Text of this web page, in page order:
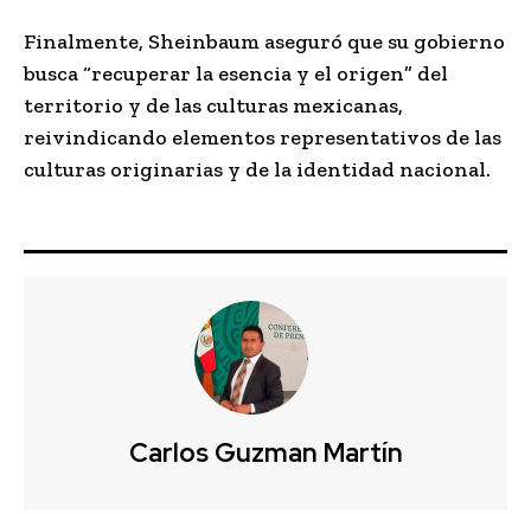
Finalmente, Sheinbaum aseguró que su gobierno
busca “recuperar la esencia y el origen” del
territorio y de las culturas mexicanas,
reivindicando elementos representativos de las
culturas originarias y de la identidad nacional.
Carlos Guzman Martín